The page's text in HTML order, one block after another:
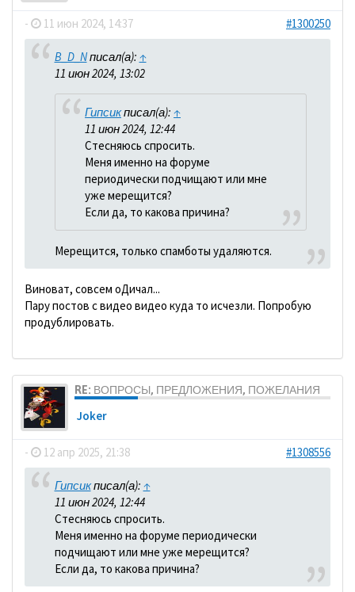
- 11 июн 2024, 14:37 #1300250
B_D_Nписал(а): ↑
11 июн 2024, 13:02
Гипсикписал(а): ↑
11 июн 2024, 12:44
Стесняюсь спросить.
Меня именно на форуме
периодически подчищают или мне
уже мерещится?
Если да, то какова причина?
Мерещится, только спамботы удаляются.
Виноват, совсем оДичал...
Пару постов с видео видео куда то исчезли. Попробую
продублировать.
RE: ВОПРОСЫ, ПРЕДЛОЖЕНИЯ, ПОЖЕЛАНИЯ
Joker
- 12 апр 2025, 21:38 #1308556
Гипсикписал(а): ↑
11 июн 2024, 12:44
Стесняюсь спросить.
Меня именно на форуме периодически
подчищают или мне уже мерещится?
Если да, то какова причина?